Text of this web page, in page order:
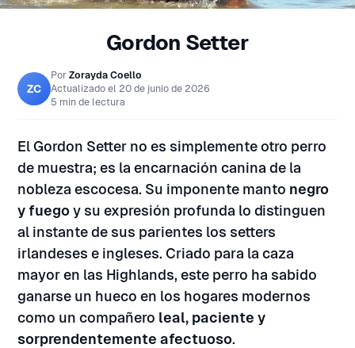
Gordon Setter
ZC
Por Zorayda Coello
Actualizado el 20 de junio de 2026
5 min de lectura
El Gordon Setter no es simplemente otro perro
de muestra; es la encarnación canina de la
nobleza escocesa. Su imponente manto negro
y fuegoy su expresión profunda lo distinguen
al instante de sus parientes los setters
irlandeses e ingleses. Criado para la caza
mayor en las Highlands, este perro ha sabido
ganarse un hueco en los hogares modernos
como un compañero leal, paciente y
sorprendentemente afectuoso.